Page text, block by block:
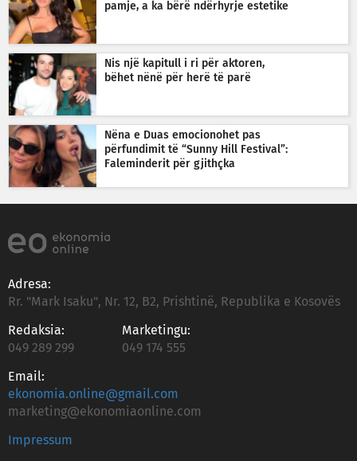
pamje, a ka bërë ndërhyrje estetike
Nis një kapitull i ri për aktoren,
bëhet nënë për herë të parë
Nëna e Duas emocionohet pas
përfundimit të “Sunny Hill Festival”:
Faleminderit për gjithçka
Adresa:
Rr. "Mark Isaku", Nr. 12, B2, Prishtinë, Republika e Kosovës
Redaksia:
049 289 299
Marketingu:
049 174 555
Email:
ekonomia.online@gmail.com
marketing@ekonomiaonline.com
Impressum